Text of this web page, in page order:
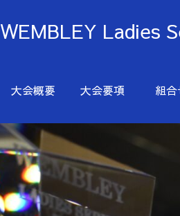
WEMBLEY Ladies
大会概要 大会要項 組合